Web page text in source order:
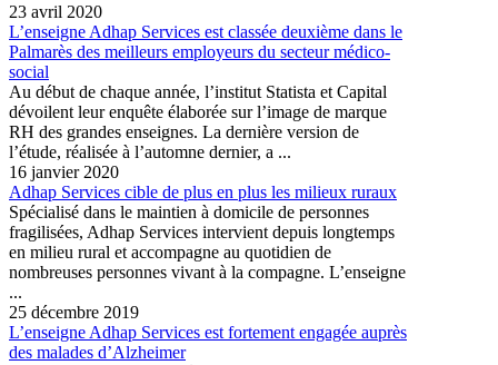
23 avril 2020
L’enseigne Adhap Services est classée deuxième dans le
Palmarès des meilleurs employeurs du secteur médico-
social
Au début de chaque année, l’institut Statista et Capital
dévoilent leur enquête élaborée sur l’image de marque
RH des grandes enseignes. La dernière version de
l’étude, réalisée à l’automne dernier, a ...
16 janvier 2020
Adhap Services cible de plus en plus les milieux ruraux
Spécialisé dans le maintien à domicile de personnes
fragilisées, Adhap Services intervient depuis longtemps
en milieu rural et accompagne au quotidien de
nombreuses personnes vivant à la compagne. L’enseigne
...
25 décembre 2019
L’enseigne Adhap Services est fortement engagée auprès
des malades d’Alzheimer